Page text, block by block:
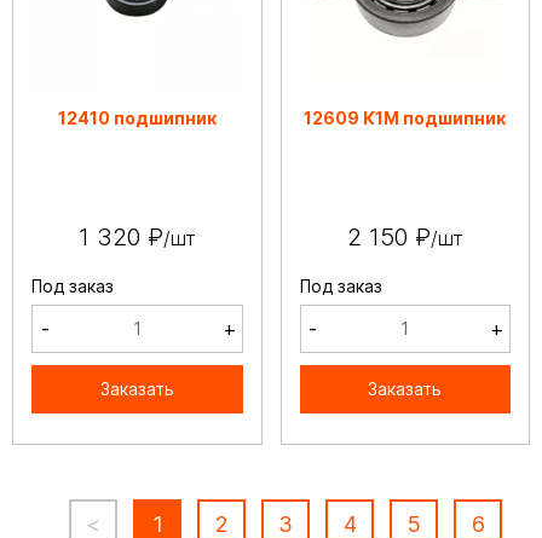
12410 подшипник
1 320 ₽/шт
Под заказ
- +
Заказать
12609 К1М подшипник
2 150 ₽/шт
Под заказ
- +
Заказать
< 1 2 3 4 5 6